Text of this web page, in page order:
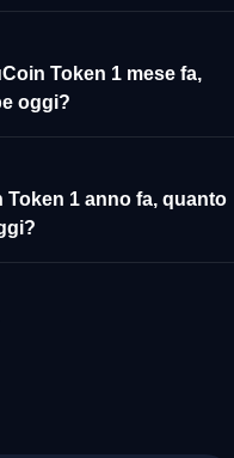
Token 1 mese fa,
oggi?
1 anno fa, quanto